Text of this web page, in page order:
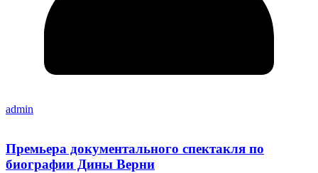
admin
Премьера документального спектакля по
биографии Дины Верни